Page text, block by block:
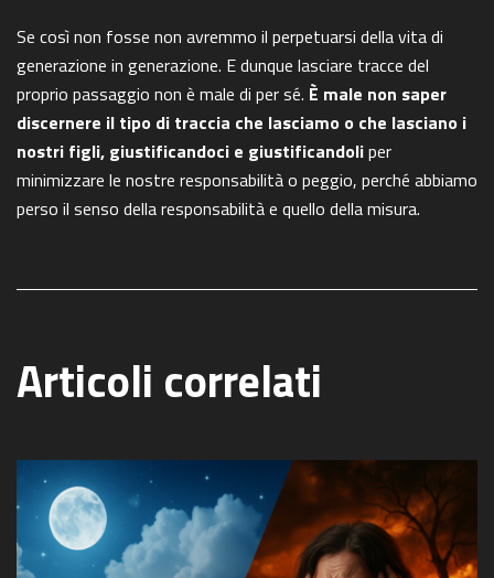
Se così non fosse non avremmo il perpetuarsi della vita di
generazione in generazione. E dunque lasciare tracce del
proprio passaggio non è male di per sé. È male non saper
discernere il tipo di traccia che lasciamo o che lasciano i
nostri figli, giustificandoci e giustificandoliper
minimizzare le nostre responsabilità o peggio, perché abbiamo
perso il senso della responsabilità e quello della misura.
Articoli correlati